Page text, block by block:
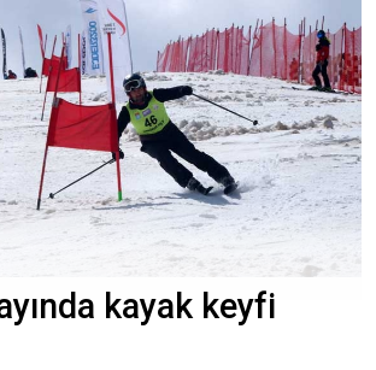
kayak keyfi